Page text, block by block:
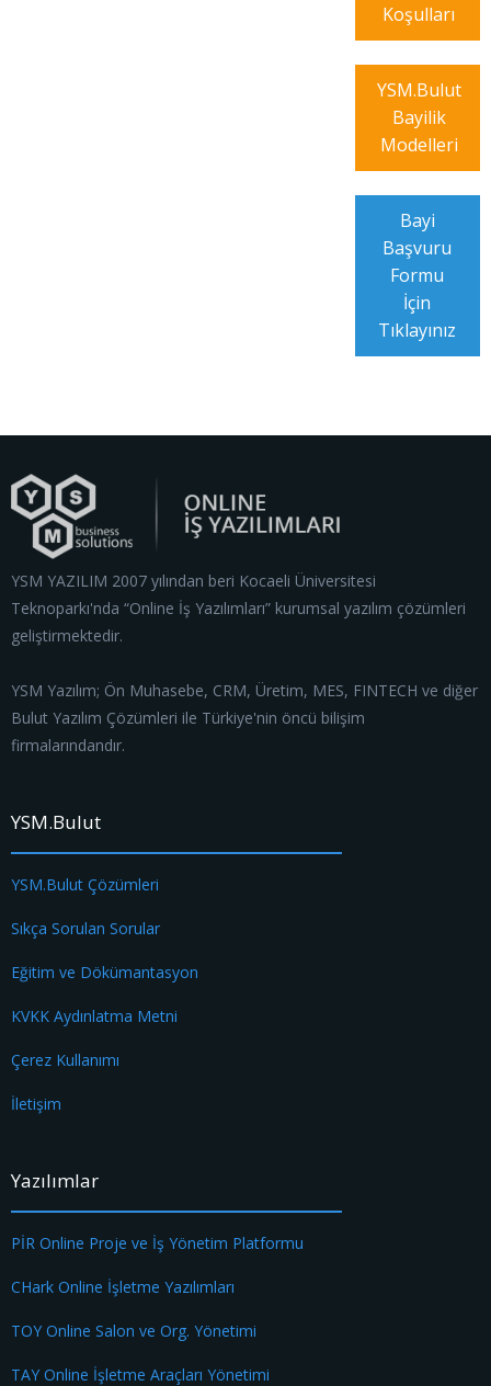
Koşulları
YSM.Bulut
Bayilik
Modelleri
Bayi
Başvuru
Formu
İçin
Tıklayınız
YSM YAZILIM 2007 yılından beri Kocaeli Üniversitesi
Teknoparkı'nda “Online İş Yazılımları” kurumsal yazılım çözümleri
geliştirmektedir.
YSM Yazılım; Ön Muhasebe, CRM, Üretim, MES, FINTECH ve diğer
Bulut Yazılım Çözümleri ile Türkiye'nin öncü bilişim
firmalarındandır.
YSM.Bulut
YSM.Bulut Çözümleri
Sıkça Sorulan Sorular
Eğitim ve Dökümantasyon
KVKK Aydınlatma Metni
Çerez Kullanımı
İletişim
Yazılımlar
PİR Online Proje ve İş Yönetim Platformu
CHark Online İşletme Yazılımları
TOY Online Salon ve Org. Yönetimi
TAY Online İşletme Araçları Yönetimi